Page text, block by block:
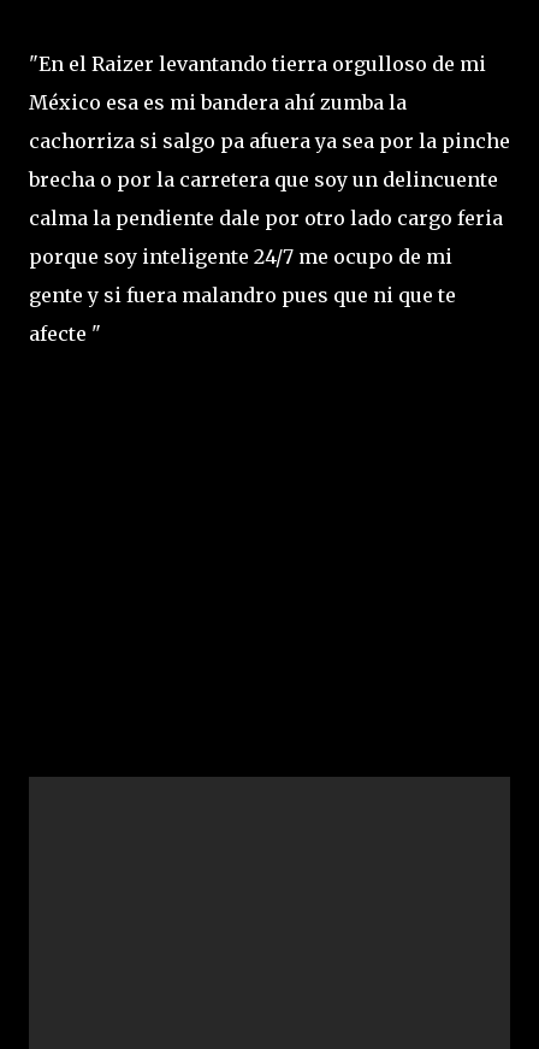
"En el Raizer levantando tierra orgulloso de mi
México esa es mi bandera ahí zumba la
cachorriza si salgo pa afuera ya sea por la pinche
brecha o por la carretera que soy un delincuente
calma la pendiente dale por otro lado cargo feria
porque soy inteligente 24/7 me ocupo de mi
gente y si fuera malandro pues que ni que te
afecte "